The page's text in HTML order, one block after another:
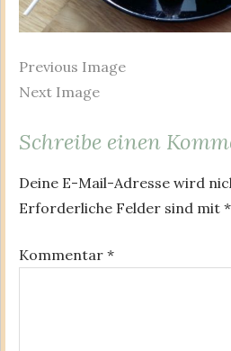
Previous Image
Next Image
Schreibe einen
Deine E-Mail-Adresse wird
Erforderliche Felder sind mit *
Kommentar *